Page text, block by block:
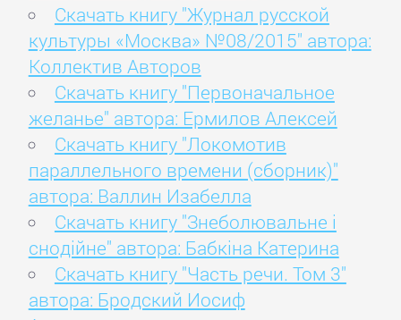
Скачать книгу "Журнал русской
культуры «Москва» №08/2015" автора:
Коллектив Авторов
Скачать книгу "Первоначальное
желанье" автора: Ермилов Алексей
Скачать книгу "Локомотив
параллельного времени (сборник)"
автора: Валлин Изабелла
Скачать книгу "Знеболювальне і
снодійне" автора: Бабкіна Катерина
Скачать книгу "Часть речи. Том 3"
автора: Бродский Иосиф